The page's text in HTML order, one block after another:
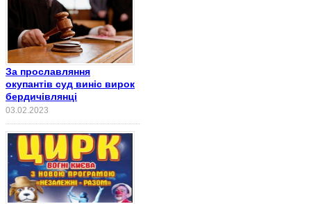
За прославляння
окупантів суд виніс вирок
бердичівлянці
03.02.2023